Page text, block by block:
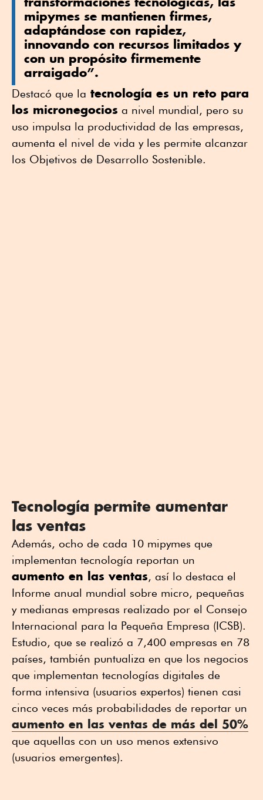
mipymes se mantienen firmes,
adaptándose con rapidez,
innovando con recursos limitados y
con un propósito firmemente
arraigado”.
Destacó que la tecnología es un reto para
los micronegocios a nivel mundial, pero su
uso impulsa la productividad de las empresas,
aumenta el nivel de vida y les permite alcanzar
los Objetivos de Desarrollo Sostenible.
Tecnología permite aumentar
las ventas
Además, ocho de cada 10 mipymes que
implementan tecnología reportan un
aumento en las ventas, así lo destaca el
Informe anual mundial sobre micro, pequeñas
y medianas empresas realizado por el Consejo
Internacional para la Pequeña Empresa (ICSB).
Estudio, que se realizó a 7,400 empresas en 78
países, también puntualiza en que los negocios
que implementan tecnologías digitales de
forma intensiva (usuarios expertos) tienen casi
cinco veces más probabilidades de reportar un
aumento en las ventas de más del 50%
que aquellas con un uso menos extensivo
(usuarios emergentes).